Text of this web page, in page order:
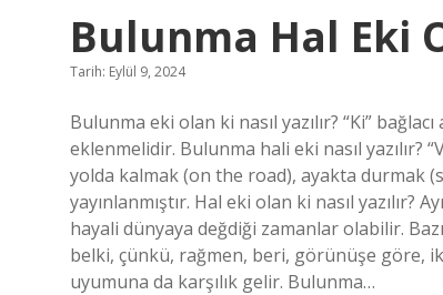
Bulunma Hal Eki
Tarih: Eylül 9, 2024
Bulunma eki olan ki nasıl yazılır? “Ki”
eklenmelidir. Bulunma hali eki nasıl yazılır?
yolda kalmak (on the road), ayakta durmak
yayınlanmıştır. Hal eki olan ki nasıl yazılır?
hayali dünyaya değdiği zamanlar olabilir.
belki, çünkü, rağmen, beri, görünüşe göre,
uyumuna da karşılık gelir. Bulunma…